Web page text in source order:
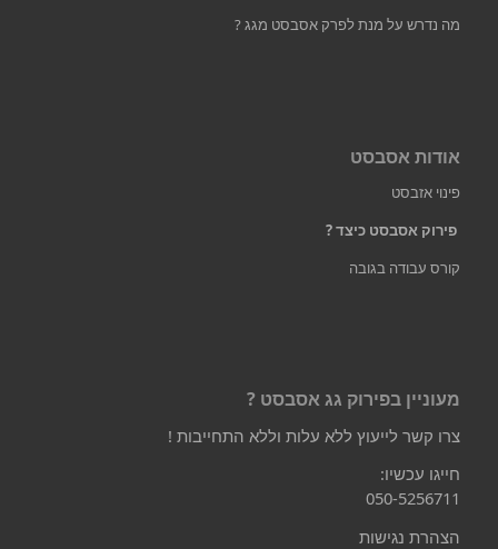
מה נדרש על מנת לפרק אסבסט מגג ?
אודות אסבסט
פינוי אזבסט
פירוק אסבסט כיצד ?
קורס עבודה בגובה
מעוניין בפירוק גג אסבסט ?
צרו קשר לייעוץ ללא עלות וללא התחייבות !
חייגו עכשיו:
050-5256711
הצהרת נגישות